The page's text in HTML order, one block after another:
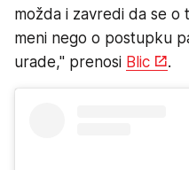
možda i zavredi da se o
meni nego o postupku
urade," prenosi Blic .